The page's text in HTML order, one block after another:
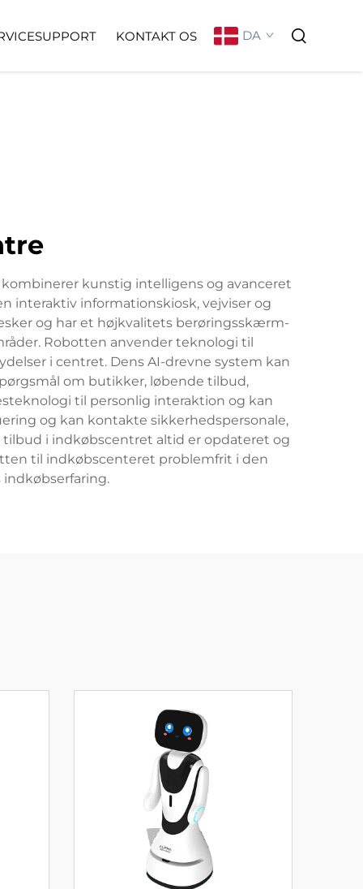
KONTAKT OS DA
kunstig intelligens og avanceret
interaktiv informationskiosk, vejviser og
og har et højkvalitets berøringsskærm-
Robotten anvender teknologi til
i centret. Dens AI-drevne system kan
om butikker, løbende tilbud,
til personlig interaktion og kan
og kan kontakte sikkerhedspersonale,
i indkøbscentret altid er opdateret og
til indkøbscenteret problemfrit i den